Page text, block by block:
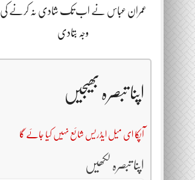
عمران عباس نے اب تک شادی نہ کرنے کی
وجہ بتادی
اپنا تبصرہ بھیجیں
آپکا ای میل ایڈریس شائع نہیں کیا جائے گا
اپنا تبصرہ لکھیں